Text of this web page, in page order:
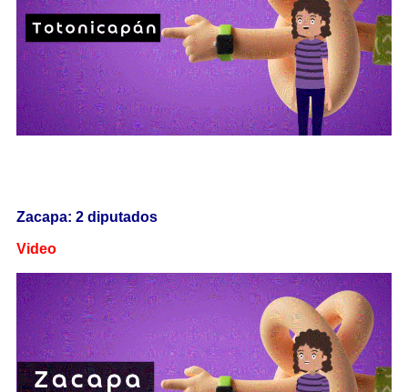
Zacapa: 2 diputados
Video